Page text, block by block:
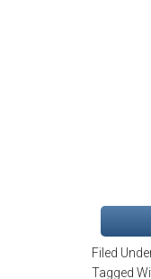
Filed
Tagged